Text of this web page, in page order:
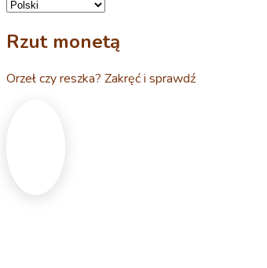
Rzut monetą
Orzeł czy reszka? Zakręć i sprawdź